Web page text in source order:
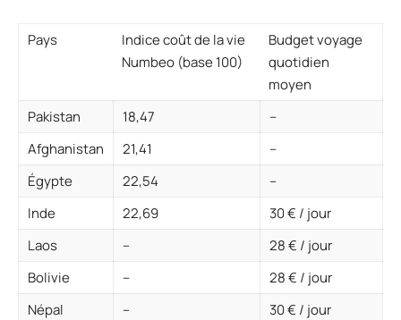
Pays
Indice coût de la vie
Numbeo (base 100)
Budget voyage
quotidien
moyen
Pakistan
18,47
–
Afghanistan
21,41
–
Égypte
22,54
–
Inde
22,69
30 € / jour
Laos
–
28 € / jour
Bolivie
–
28 € / jour
Népal
–
30 € / jour